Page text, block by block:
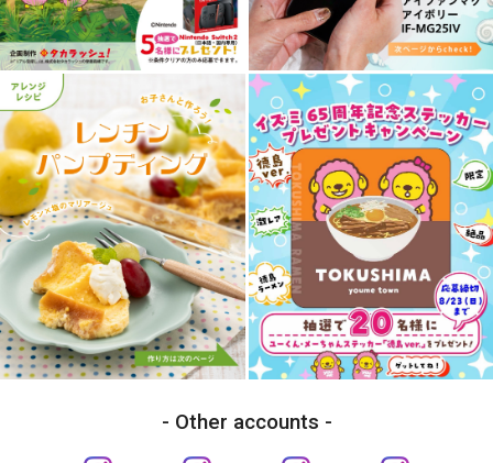
Other accounts